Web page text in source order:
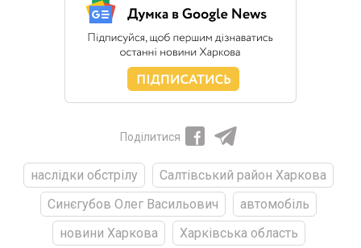
Поділитися
наслідки обстрілу
Салтівський район Харкова
Синєгубов Олег Васильович
автомобіль
новини Харкова
Харківська область